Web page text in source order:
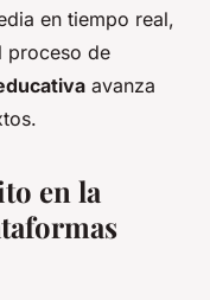
en tiempo real,
proceso de
avanza
en la